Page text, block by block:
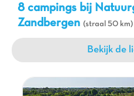
8 campings bij
Zandbergen (straal 50 km)
Bekijk de